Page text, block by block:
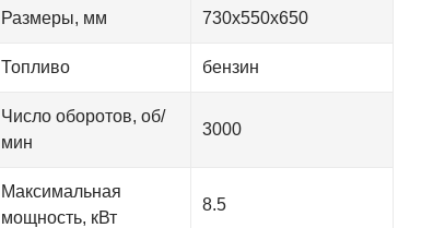
Размеры, мм 730х550х650
Топливо бензин
Число оборотов, об/
мин
3000
Максимальная
мощность, кВт
8.5